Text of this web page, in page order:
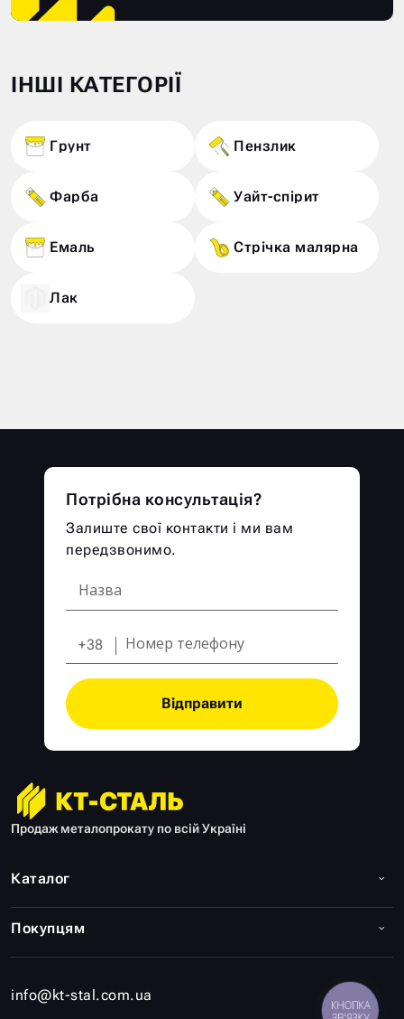
ІНШІ КАТЕГОРІЇ
Грунт Пензлик
Фарба Уайт-спірит
Емаль Стрічка малярна
Лак
Продаж металопрокату по всій Україні
info@kt-stal.com.ua
Каталог
Покупцям
Потрібна консультація?
Залиште свої контакти і ми вам
передзвонимо.
+38
Відправити
КНОПКА